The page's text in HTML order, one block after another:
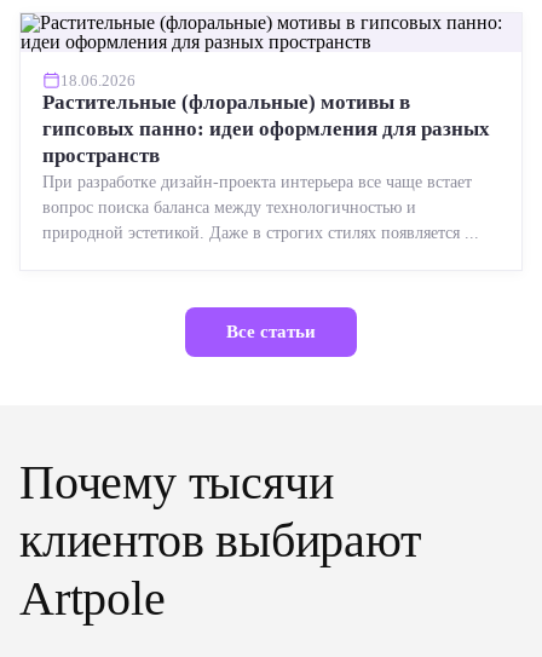
18.06.2026
Растительные (флоральные) мотивы в
гипсовых панно: идеи оформления для разных
пространств
При разработке дизайн-проекта интерьера все чаще встает
вопрос поиска баланса между технологичностью и
природной эстетикой. Даже в строгих стилях появляется ...
Все статьи
Почему тысячи
клиентов выбирают
Artpole